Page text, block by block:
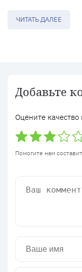
ЧИТАТЬ ДАЛЕЕ
Добавьте
Оцените качество
Помогите нам